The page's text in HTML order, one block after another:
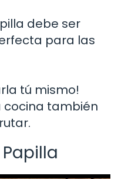
debe ser
para las
tú mismo!
cocina también